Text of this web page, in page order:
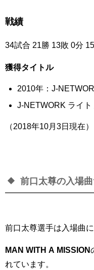
戦績
34試合 21勝 13敗 0分
獲得タイトル
2010年：J-
J-NETWORK ライ
（2018年10月3日現在）
前口太尊の入場
前口太尊選手は入場曲に
MAN WITH A MISSION
れています。